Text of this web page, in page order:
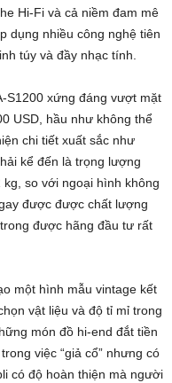
Hi-Fi và cả niềm đam mê
dụng nhiều công nghệ tiên
túy và đầy nhạc tính.
S1200 xứng đáng vượt mặt
USD, hầu như không thể
chi tiết xuất sắc như
kể đến là trọng lượng
so với ngoại hình không
được được chất lượng
được hãng đầu tư rất
một hình mẫu vintage kết
vật liệu và độ tỉ mỉ trong
món đồ hi-end đắt tiền
việc “giả cổ” nhưng có
có độ hoàn thiện mà người